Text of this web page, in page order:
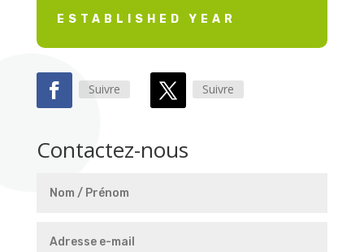
ESTABLISHED YEAR
Suivre Suivre
Contactez-nous